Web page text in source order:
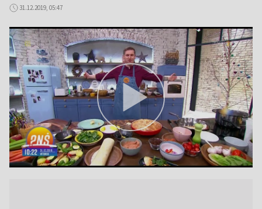
31.12.2019, 05:47